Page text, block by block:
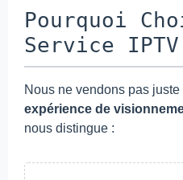
Pourquoi
Service
Nous ne vendons pas
expérience de
nous distingue :